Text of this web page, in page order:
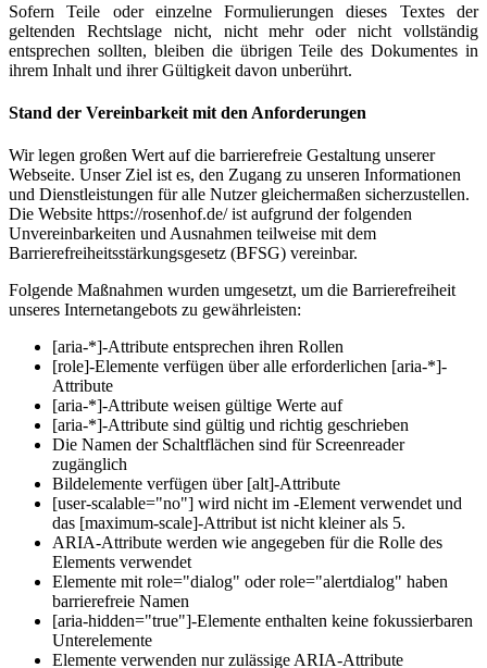
Sofern Teile oder einzelne Formulierungen dieses Textes der
geltenden Rechtslage nicht, nicht mehr oder nicht vollständig
entsprechen sollten, bleiben die übrigen Teile des Dokumentes in
ihrem Inhalt und ihrer Gültigkeit davon unberührt.
Stand der Vereinbarkeit mit den Anforderungen
Wir legen großen Wert auf die barrierefreie Gestaltung unserer
Webseite. Unser Ziel ist es, den Zugang zu unseren Informationen
und Dienstleistungen für alle Nutzer gleichermaßen sicherzustellen.
Die Website https://rosenhof.de/ ist aufgrund der folgenden
Unvereinbarkeiten und Ausnahmen teilweise mit dem
Barrierefreiheitsstärkungsgesetz (BFSG) vereinbar.
Folgende Maßnahmen wurden umgesetzt, um die Barrierefreiheit
unseres Internetangebots zu gewährleisten:
[aria-*]-Attribute entsprechen ihren Rollen
[role]-Elemente verfügen über alle erforderlichen [aria-*]-
Attribute
[aria-*]-Attribute weisen gültige Werte auf
[aria-*]-Attribute sind gültig und richtig geschrieben
Die Namen der Schaltflächen sind für Screenreader
zugänglich
Bildelemente verfügen über [alt]-Attribute
[user-scalable="no"] wird nicht im -Element verwendet und
das [maximum-scale]-Attribut ist nicht kleiner als 5.
ARIA-Attribute werden wie angegeben für die Rolle des
Elements verwendet
Elemente mit role="dialog" oder role="alertdialog" haben
barrierefreie Namen
[aria-hidden="true"]-Elemente enthalten keine fokussierbaren
Unterelemente
Elemente verwenden nur zulässige ARIA-Attribute